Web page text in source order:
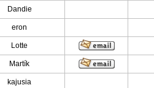
Dandie
eron
Lotte
Martík
kajusia